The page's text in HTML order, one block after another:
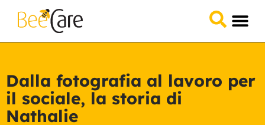
Dalla fotografia al lavoro per
il sociale, la storia di
Nathalie